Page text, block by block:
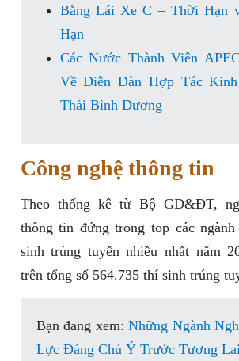
Bằng Lái Xe C – Thời Hạn
Hạn
Các Nước Thành Viên
Về Diễn Đàn Hợp Tác
Thái Bình Dương
Công nghệ thông tin
Theo thống kê từ Bộ GD&ĐT,
thông tin đứng trong top các
sinh trúng tuyển nhiều nhất năm
trên tổng số 564.735 thí sinh trúng
Bạn đang xem:Những Ngành
Lực Đáng Chú Ý Trước Tương